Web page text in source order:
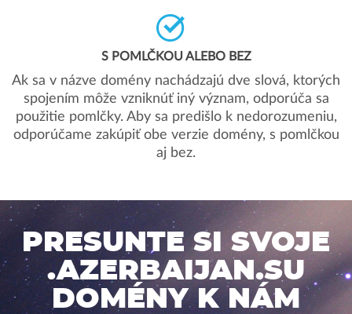
S POMLČKOU ALEBO BEZ
Ak sa v názve domény nachádzajú dve slová, ktorých
spojením môže vzniknúť iný význam, odporúča sa
použitie pomlčky. Aby sa predišlo k nedorozumeniu,
odporúčame zakúpiť obe verzie domény, s pomlčkou
aj bez.
PRESUNTE SI SVOJE
.AZERBAIJAN.SU
DOMÉNY K NÁM